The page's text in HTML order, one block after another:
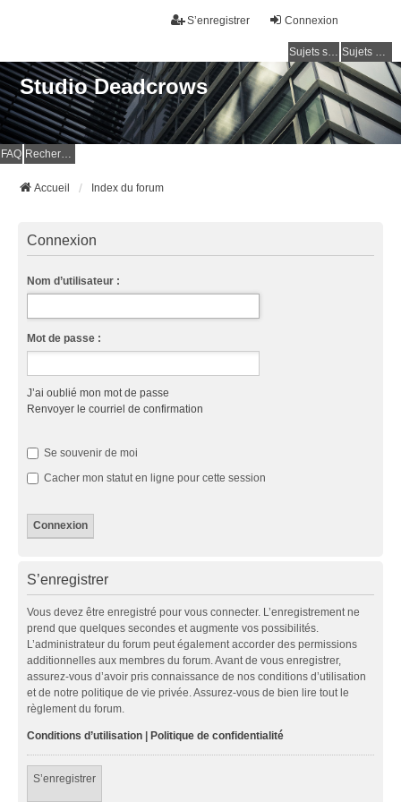
Connexion
S’enregistrer
Sujets sans réponse Sujets actifs
Studio Deadcrows
FAQ Rechercher
Accueil Index du forum
Connexion
Nom d’utilisateur :
Mot de passe :
J’ai oublié mon mot de passe
Renvoyer le courriel de confirmation
Se souvenir de moi
Cacher mon statut en ligne pour cette session
S’enregistrer
Vous devez être enregistré pour vous connecter. L’enregistrement ne
prend que quelques secondes et augmente vos possibilités.
L’administrateur du forum peut également accorder des permissions
additionnelles aux membres du forum. Avant de vous enregistrer,
assurez-vous d’avoir pris connaissance de nos conditions d’utilisation
et de notre politique de vie privée. Assurez-vous de bien lire tout le
règlement du forum.
Conditions d’utilisation | Politique de confidentialité
S’enregistrer